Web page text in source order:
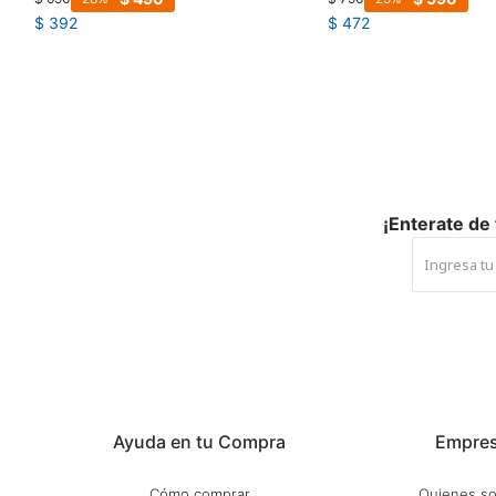
$ 392 $ 472
Ayuda en tu Compra
¡Enterate